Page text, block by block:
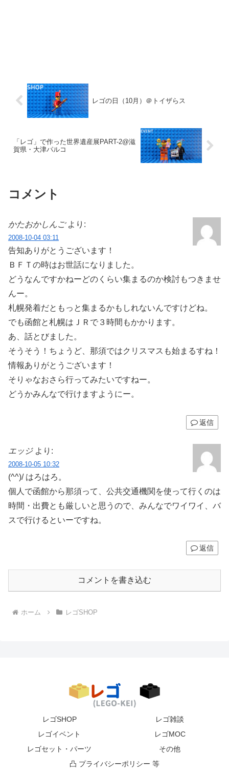
レゴの日（10月）＠トイザらス
「レゴ」で作った世界遺産展PART-2@滋
賀県・大津パルコ
コメント
かたおかしんご より:
2008-10-04 03:11
告知ありがとうございます！
ＢＦＴの時はお世話になりました。
どうなんですかねーどのくらい集まるのか検討もつきませ
んー。
札幌発着だともっと集まるかもしれないんですけどね。
でも函館と札幌はＪＲで３時間もかかります。
あ、話とびました。
そうそう！ちょうど、那須ではクリスマスも始まるすね！
情報ありがとうございます！
そりゃなおさら行ってみたいですねー。
どうかみんなで行けますようにー。
返信
エッジ より:
2008-10-05 10:32
(^^)/ はろはろ。
個人で函館から那須って、公共交通機関を使って行くのは
時間・出費とも厳しいと思うので、みんなでワイワイ、バ
スで行けるといーですね。
返信
コメントを書き込む
ホーム レゴSHOP
レゴSHOP
レゴ雑談
レゴイベント
レゴMOC
レゴセット・パーツ
その他
凸 プライバシーポリシー 等